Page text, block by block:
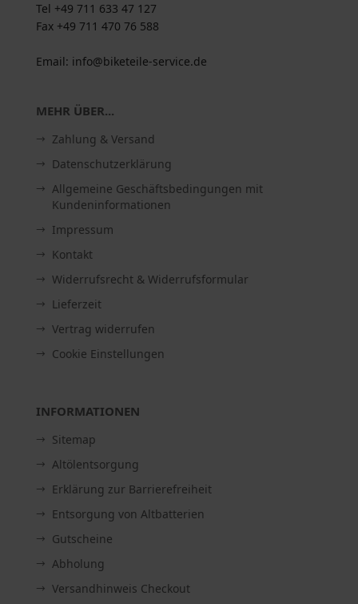
Tel +49 711 633 47 127
Fax +49 711 470 76 588
Email: info@biketeile-service.de
MEHR ÜBER...
Zahlung & Versand
Datenschutzerklärung
Allgemeine Geschäftsbedingungen mit
Kundeninformationen
Impressum
Kontakt
Widerrufsrecht & Widerrufsformular
Lieferzeit
Vertrag widerrufen
Cookie Einstellungen
INFORMATIONEN
Sitemap
Altölentsorgung
Erklärung zur Barrierefreiheit
Entsorgung von Altbatterien
Gutscheine
Abholung
Versandhinweis Checkout